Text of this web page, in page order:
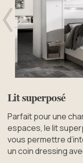
Précédent
Lit superposé
Parfait pour une
espaces, le lit
vous permettre
un coin dressing